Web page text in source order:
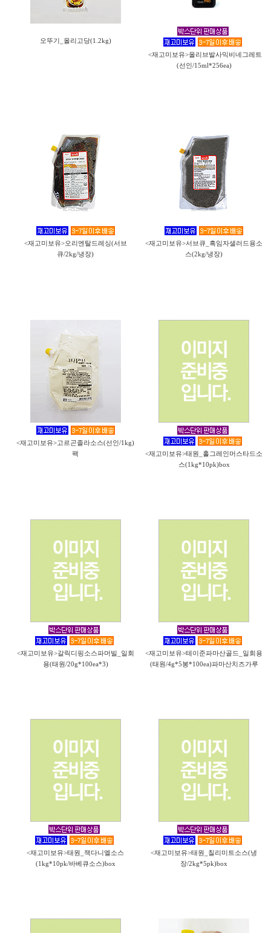
오뚜기_올리고당(1.2kg)
<재고미보유>올리브발사믹비네그레트
(선인/15ml*256ea)
<재고미보유>오리엔탈드레싱(서브
큐/2kg/냉장)
<재고미보유>서브큐_흑임자샐러드용소
스(2kg/냉장)
<재고미보유>고르곤졸라소스(선인/1kg)
팩
<재고미보유>태원_홀그레인머스타드소
스(1kg*10pk)box
<재고미보유>갈릭디핑소스파머빌_일회
용(태원/20g*100ea*3)
<재고미보유>테이준파마산골드_일회용
(태원/4g*5봉*100ea)파마산치즈가루
<재고미보유>태원_잭다니엘소스
(1kg*10pk/바베큐소스)box
<재고미보유>태원_칠리미트소스(냉
장/2kg*5pk)box